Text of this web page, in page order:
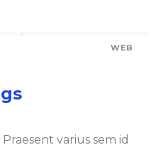
WEB
varius sem id